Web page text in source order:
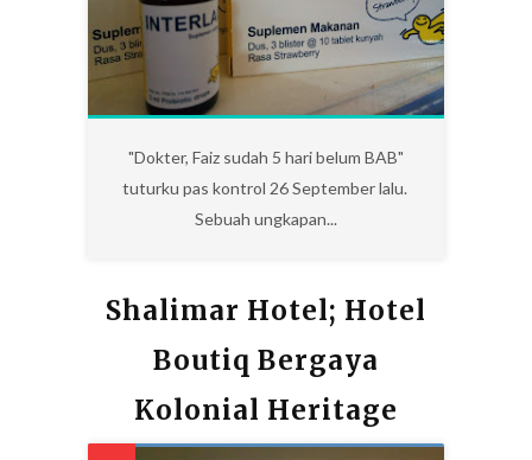
"Dokter, Faiz sudah 5 hari belum BAB"
tuturku pas kontrol 26 September lalu.
Sebuah ungkapan...
Shalimar Hotel; Hotel
Boutiq Bergaya
Kolonial Heritage